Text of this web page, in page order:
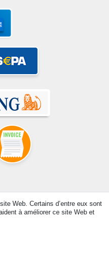
droits réservés – Les
la commande sont libellés
Web. Certains d’entre eux sont
à améliorer ce site Web et